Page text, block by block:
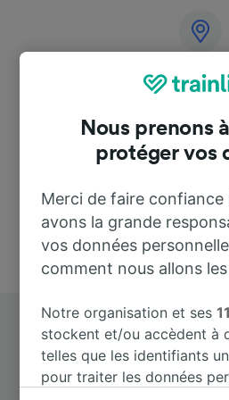
Spain
Nous prenons
protéger vos
Merci de faire confiance
avons la grande
vos données
comment nous allons
Notre organisation et ses
stockent et/ou accèdent à
telles que les identifiants
pour traiter les données